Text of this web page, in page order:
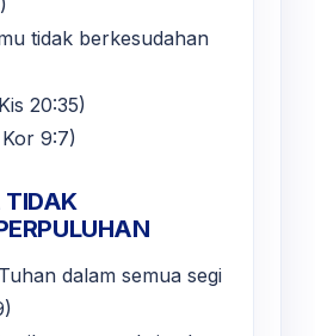
tidak berkesudahan
20:35)
9:7)
TIDAK
dalam semua segi